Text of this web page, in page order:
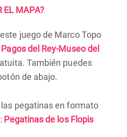
EL MAPA?
juego de Marco Topo
Pagos del Rey-Museo del
También puedes
de abajo.
pegatinas en formato
Pegatinas de los Flopis